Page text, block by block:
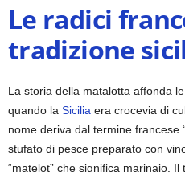
Le radici
tradizione
La storia della matalotta affonda
quando la Sicilia era crocevia di
nome deriva dal termine francese
stufato di pesce preparato con
“matelot” che significa marinaio.